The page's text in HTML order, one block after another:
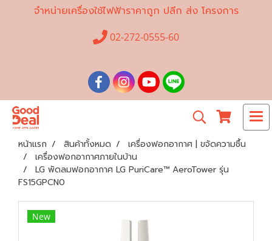
จำหน่ายเครื่องใช้ไฟฟ้าราคาถูก ปลีก ส่ง โครงการ
02-272-0555-60
หน้าแรก สินค้าทั้งหมด
เครื่องฟอกอากาศ | ขจัดความชื้น
เครื่องฟอกอากาศภายในบ้าน
LG พัดลมฟอกอากาศ LG PuriCare™ AeroTower รุ่น
FS15GPCN0
New